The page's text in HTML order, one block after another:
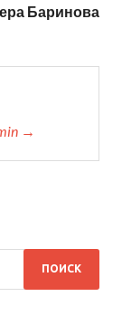
Баринова
→